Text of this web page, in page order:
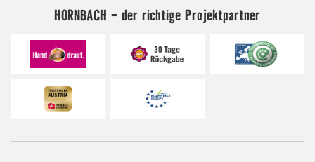
HORNBACH - der richtige Projektpartner